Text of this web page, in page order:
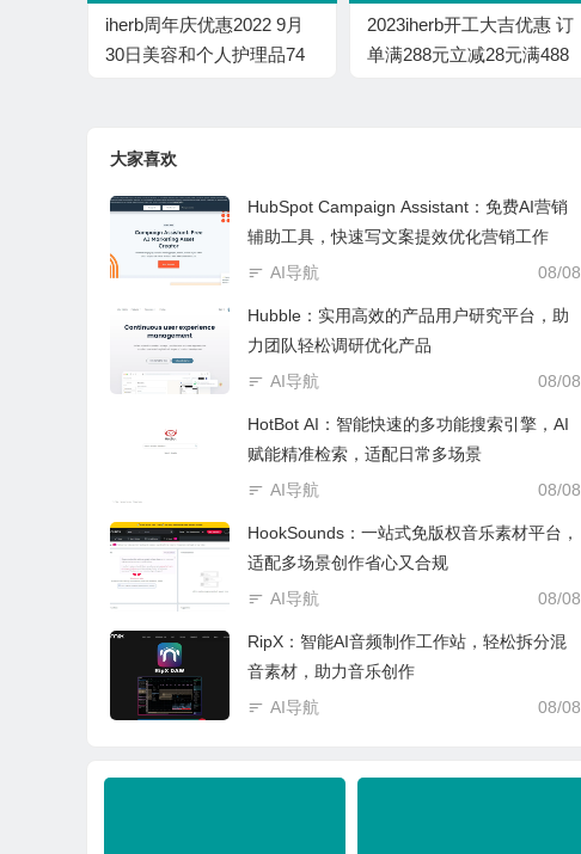
iherb周年庆优惠2022 9月
30日美容和个人护理品74
2023iherb开工大吉优惠 订
单满288元立减28元满488
大家喜欢
HubSpot Campaign Assistant：免费AI营销
辅助工具，快速写文案提效优化营销工作
08/08
AI导航
Hubble：实用高效的产品用户研究平台，助
力团队轻松调研优化产品
08/08
AI导航
HotBot AI：智能快速的多功能搜索引擎，AI
赋能精准检索，适配日常多场景
08/08
AI导航
HookSounds：一站式免版权音乐素材平台，
适配多场景创作省心又合规
08/08
AI导航
RipX：智能AI音频制作工作站，轻松拆分混
音素材，助力音乐创作
08/08
AI导航